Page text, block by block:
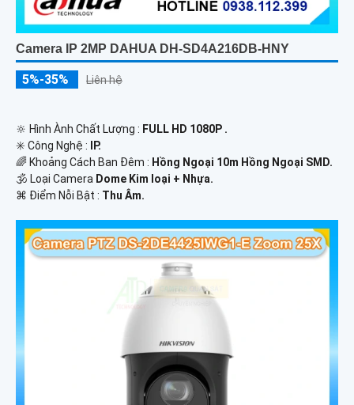
Camera IP 2MP DAHUA DH-SD4A216DB-HNY
5%-35% Liên hệ
🔆 Hình Ành Chất Lượng : FULL HD 1080P .
✳️ Công Nghệ :
IP.
🌈 Khoảng Cách Ban Đêm : Hồng Ngoại 10m Hồng Ngoại SMD.
🕉️ Loại Camera Dome Kim loại + Nhựa.
️⌘ Điểm Nỗi Bật : Thu Âm.